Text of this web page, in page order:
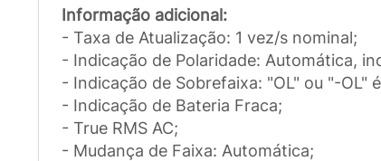
Informação adicional:
- Taxa de Atualização: 1 vez/s nominal;
- Indicação de Polaridade: Automática,
- Indicação de Sobrefaixa: "OL" ou "-OL"
- Indicação de Bateria Fraca;
- True RMS AC;
- Mudança de Faixa: Automática;